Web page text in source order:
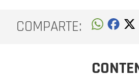
COMPARTE: